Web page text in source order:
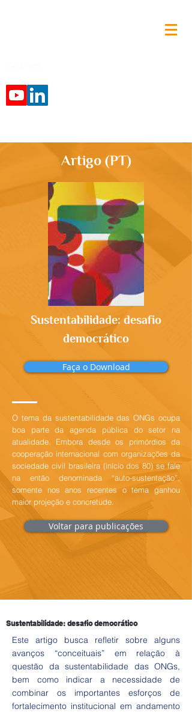
Artigo (PT)
Sustentabilidade: desafio
democrático
Faça o Download
O tema da sustentabilidade das ONGs ocupa
boa parte da agenda pública do setor na
atualidade. Embora desde os primórdios da
cooperação internacional com organizações da
sociedade civil brasileira (início dos 80) se fale
na então denominada “auto-sustentação”,
somente nos anos recentes o tema ganhou
maior projeção e concretude.
Voltar para publicações
Sustentabilidade: desafio democrático
Este artigo busca refletir sobre alguns
avanços “conceituais” em relação à
questão da sustentabilidade das ONGs,
bem como indicar a necessidade de
combinar os importantes esforços de
fortalecimento institucional em andamento